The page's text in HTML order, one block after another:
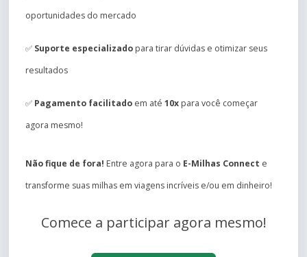
oportunidades do mercado
✅ Suporte especializado para tirar dúvidas e otimizar seus
resultados
✅ Pagamento facilitado em até 10x para você começar
agora mesmo!
Não fique de fora! Entre agora para o E-Milhas Connect e
transforme suas milhas em viagens incríveis e/ou em dinheiro!
Comece a participar agora mesmo!